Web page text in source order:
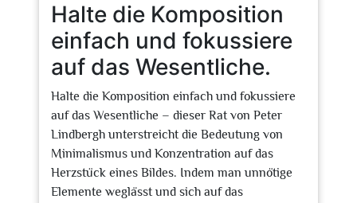
Halte die Komposition
einfach und fokussiere
auf das Wesentliche.
Halte die Komposition einfach und fokussiere
auf das Wesentliche – dieser Rat von Peter
Lindbergh unterstreicht die Bedeutung von
Minimalismus und Konzentration auf das
Herzstück eines Bildes. Indem man unnötige
Elemente weglässt und sich auf das